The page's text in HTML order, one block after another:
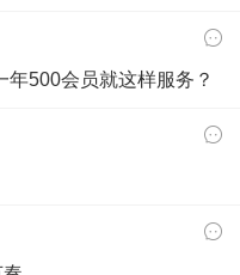
500会员就这样服务？